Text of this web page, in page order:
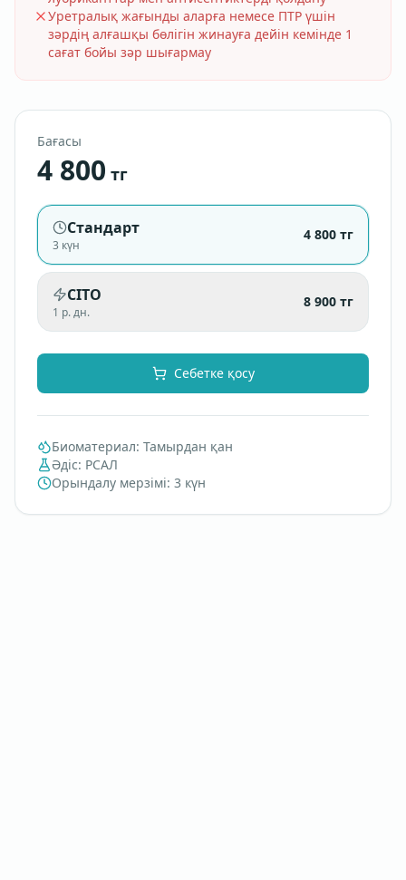
Уретралық жағынды аларға немесе ПТР үшін
зәрдің алғашқы бөлігін жинауға дейін кемінде 1
сағат бойы зәр шығармау
Бағасы
4 800 тг
Стандарт
3 күн
4 800 тг
CITO
1 р. дн.
8 900 тг
Себетке қосу
Биоматериал: Тамырдан қан
Әдіс: РСАЛ
Орындалу мерзімі: 3 күн